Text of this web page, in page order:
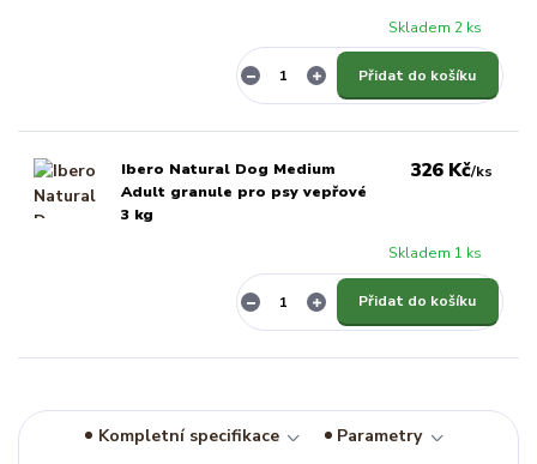
Skladem 2 ks
Přidat do košíku
Ibero Natural Dog Medium
Adult granule pro psy vepřové
3 kg
326 Kč/ks
Skladem 1 ks
Přidat do košíku
Kompletní specifikace
Parametry